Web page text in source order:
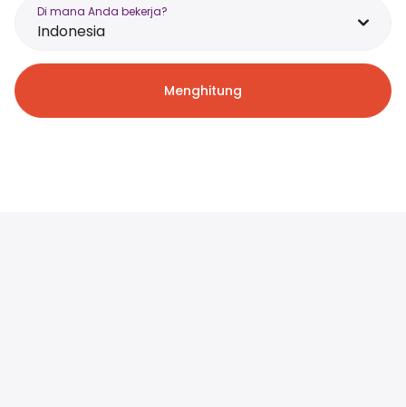
Di mana Anda bekerja?
Indonesia
Menghitung